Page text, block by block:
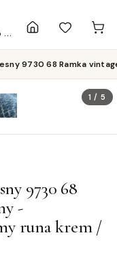
Dywan NOBLE nowoczesny 9730 68 Ramka vintage przecierany - Strukturalny, dwa poziomy runa krem / niebieski
9730 68 Ramka
1 /5
9730 68
-
runa krem /